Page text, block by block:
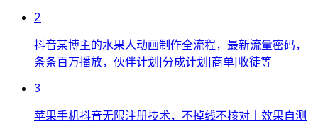
2
抖音某博主的水果人动画制作全流程，最新流量密码，
条条百万播放，伙伴计划|分成计划|商单|收徒等
3
苹果手机抖音无限注册技术，不掉线不核对丨效果自测